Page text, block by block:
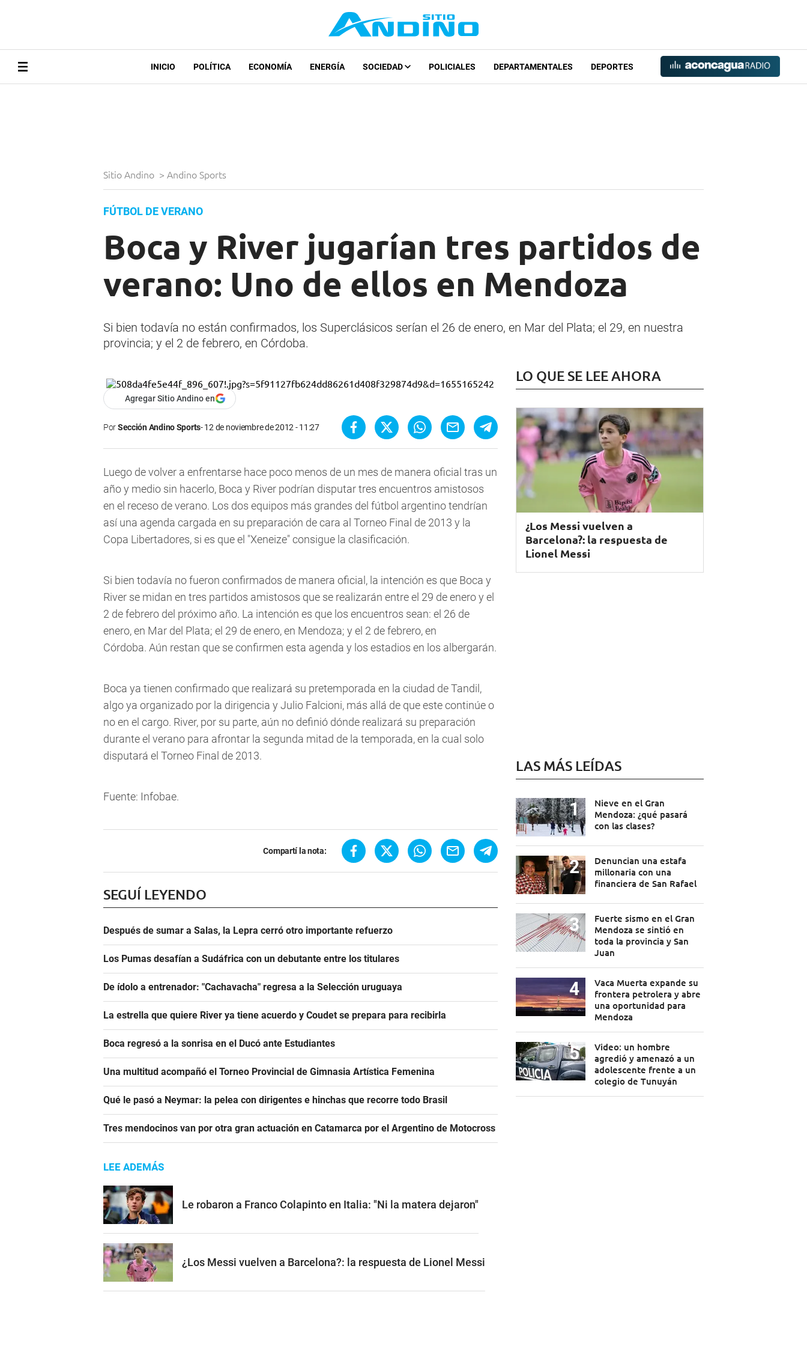
INICIO POLÍTICA ECONOMÍA ENERGÍA SOCIEDAD POLICIALES DEPARTAMENTALES DEPORTES
Sitio Andino > Andino Sports
FÚTBOL DE VERANO
Boca y River jugarían tres partidos de
verano: Uno de ellos en Mendoza
Si bien todavía no están confirmados, los Superclásicos serían el 26 de enero, en Mar del Plata; el 29, en nuestra
provincia; y el 2 de febrero, en Córdoba.
Agregar Sitio Andino en
PorSección Andino Sports 12 de noviembre de 2012 - 11:27
Luego de volver a enfrentarse hace poco menos de un mes de manera oficial tras un
año y medio sin hacerlo, Boca y River podrían disputar tres encuentros amistosos
en el receso de verano. Los dos equipos más grandes del fútbol argentino tendrían
así una agenda cargada en su preparación de cara al Torneo Final de 2013 y la
Copa Libertadores, si es que el "Xeneize" consigue la clasificación.
Si bien todavía no fueron confirmados de manera oficial, la intención es que Boca y
River se midan en tres partidos amistosos que se realizarán entre el 29 de enero y el
2 de febrero del próximo año. La intención es que los encuentros sean: el 26 de
enero, en Mar del Plata; el 29 de enero, en Mendoza; y el 2 de febrero, en
Córdoba. Aún restan que se confirmen esta agenda y los estadios en los albergarán.
Boca ya tienen confirmado que realizará su pretemporada en la ciudad de Tandil,
algo ya organizado por la dirigencia y Julio Falcioni, más allá de que este continúe o
no en el cargo. River, por su parte, aún no definió dónde realizará su preparación
durante el verano para afrontar la segunda mitad de la temporada, en la cual solo
disputará el Torneo Final de 2013.
Fuente: Infobae.
Compartí la nota:
SEGUÍ LEYENDO
Después de sumar a Salas, la Lepra cerró otro importante refuerzo
Los Pumas desafían a Sudáfrica con un debutante entre los titulares
De ídolo a entrenador: "Cachavacha" regresa a la Selección uruguaya
La estrella que quiere River ya tiene acuerdo y Coudet se prepara para recibirla
Boca regresó a la sonrisa en el Ducó ante Estudiantes
Una multitud acompañó el Torneo Provincial de Gimnasia Artística Femenina
Qué le pasó a Neymar: la pelea con dirigentes e hinchas que recorre todo Brasil
Tres mendocinos van por otra gran actuación en Catamarca por el Argentino de Motocross
LEE ADEMÁS
Le robaron a Franco Colapinto en Italia: "Ni la matera dejaron"
¿Los Messi vuelven a Barcelona?: la respuesta de Lionel Messi
LO QUE SE LEE AHORA
¿Los Messi vuelven a
Barcelona?: la respuesta de
Lionel Messi
LAS MÁS LEÍDAS
Nieve en el Gran
Mendoza: ¿qué pasará
con las clases?
Denuncian una estafa
millonaria con una
financiera de San Rafael
Fuerte sismo en el Gran
Mendoza se sintió en
toda la provincia y San
Juan
Vaca Muerta expande su
frontera petrolera y abre
una oportunidad para
Mendoza
Video: un hombre
agredió y amenazó a un
adolescente frente a un
colegio de Tunuyán